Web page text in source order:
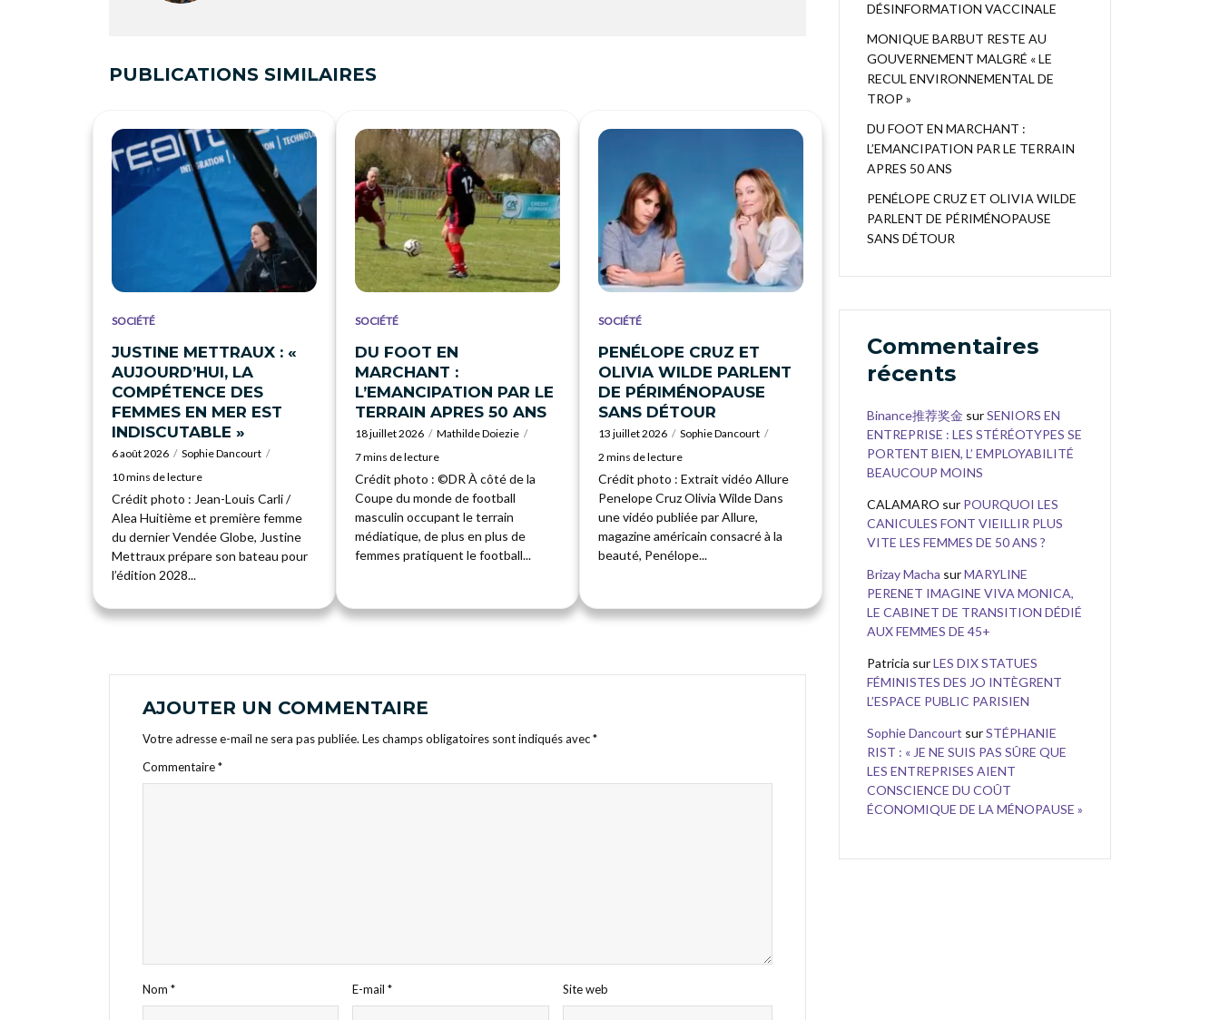
PUBLICATIONS SIMILAIRES
SOCIÉTÉ
JUSTINE METTRAUX : «
AUJOURD’HUI, LA
COMPÉTENCE DES
FEMMES EN MER EST
INDISCUTABLE »
6 août 2026
Sophie Dancourt
10 mins de lecture
Crédit photo : Jean-Louis Carli /
Alea Huitième et première femme
du dernier Vendée Globe, Justine
Mettraux prépare son bateau pour
l’édition 2028...
SOCIÉTÉ
DU FOOT EN
MARCHANT :
L’EMANCIPATION PAR LE
TERRAIN APRES 50 ANS
18 juillet 2026
Mathilde Doiezie
7 mins de lecture
Crédit photo : ©DR À côté de la
Coupe du monde de football
masculin occupant le terrain
médiatique, de plus en plus de
femmes pratiquent le football...
SOCIÉTÉ
PENÉLOPE CRUZ ET
OLIVIA WILDE PARLENT
DE PÉRIMÉNOPAUSE
SANS DÉTOUR
13 juillet 2026
Sophie Dancourt
2 mins de lecture
Crédit photo : Extrait vidéo Allure
Penelope Cruz Olivia Wilde Dans
une vidéo publiée par Allure,
magazine américain consacré à la
beauté, Penélope...
AJOUTER UN COMMENTAIRE
Votre adresse e-mail ne sera pas publiée. Les champs obligatoires sont indiqués avec*
Commentaire*
Nom * E-mail* Site web
DÉSINFORMATION VACCINALE
MONIQUE BARBUT RESTE AU
GOUVERNEMENT MALGRÉ « LE
RECUL ENVIRONNEMENTAL DE
TROP »
DU FOOT EN MARCHANT :
L’EMANCIPATION PAR LE TERRAIN
APRES 50 ANS
PENÉLOPE CRUZ ET OLIVIA WILDE
PARLENT DE PÉRIMÉNOPAUSE
SANS DÉTOUR
Commentaires
récents
Binance推荐奖金 surSENIORS EN
ENTREPRISE : LES STÉRÉOTYPES SE
PORTENT BIEN, L’ EMPLOYABILITÉ
BEAUCOUP MOINS
CALAMARO sur POURQUOI LES
CANICULES FONT VIEILLIR PLUS
VITE LES FEMMES DE 50 ANS ?
Brizay Macha surMARYLINE
PERENET IMAGINE VIVA MONICA,
LE CABINET DE TRANSITION DÉDIÉ
AUX FEMMES DE 45+
Patricia surLES DIX STATUES
FÉMINISTES DES JO INTÈGRENT
L’ESPACE PUBLIC PARISIEN
Sophie Dancourt surSTÉPHANIE
RIST : « JE NE SUIS PAS SÛRE QUE
LES ENTREPRISES AIENT
CONSCIENCE DU COÛT
ÉCONOMIQUE DE LA MÉNOPAUSE »